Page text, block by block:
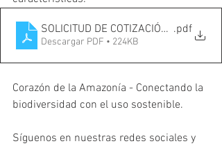
SOLICITUD DE COTIZACIÓN .pdf
Descargar PDF • 224KB
Corazón de la Amazonía - Conectando la
biodiversidad con el uso sostenible.
Síguenos en nuestras redes sociales y